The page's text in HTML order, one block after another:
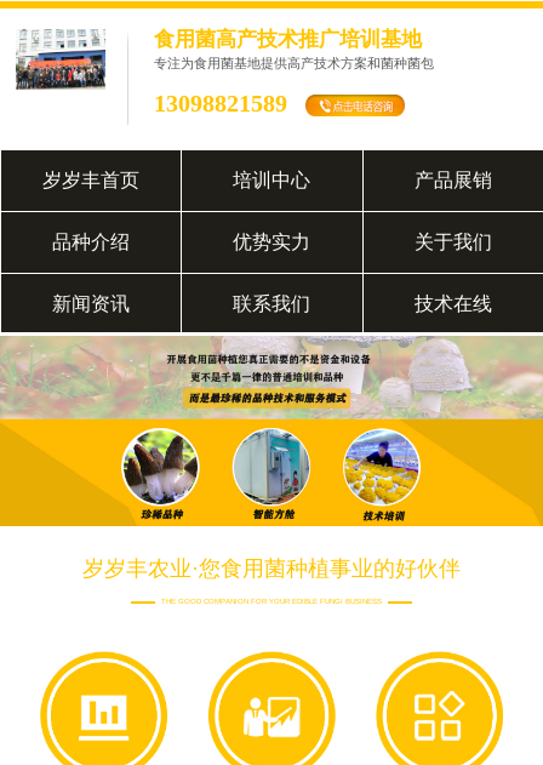
食用菌高产技术推广培训基地
专注为食用菌基地提供高产技术方案和菌种菌包
13098821589
岁岁丰首页 培训中心 产品展销
品种介绍 优势实力 关于我们
新闻资讯 联系我们 技术在线
岁岁丰农业·您食用菌种植事业的好伙伴
THE GOOD COMPANION FOR YOUR EDIBLE FUNGI BUSINESS